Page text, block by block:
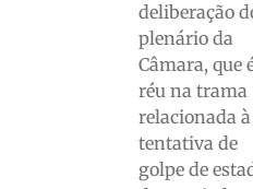
deliberação
plenário da
Câmara, que
réu na trama
relacionada à
tentativa de
golpe de